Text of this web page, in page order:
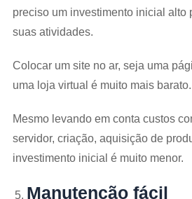
preciso um investimento inicial alto
suas atividades.
Colocar um site no ar, seja uma
uma loja virtual é muito mais barato.
Mesmo levando em conta custos
servidor, criação, aquisição de
investimento inicial é muito menor.
Manutenção fácil